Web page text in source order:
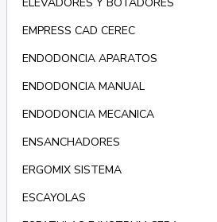
EMPRESS CAD CEREC
ENDODONCIA APARATOS
ENDODONCIA MANUAL
ENDODONCIA MECANICA
ENSANCHADORES
ERGOMIX SISTEMA
ESCAYOLAS